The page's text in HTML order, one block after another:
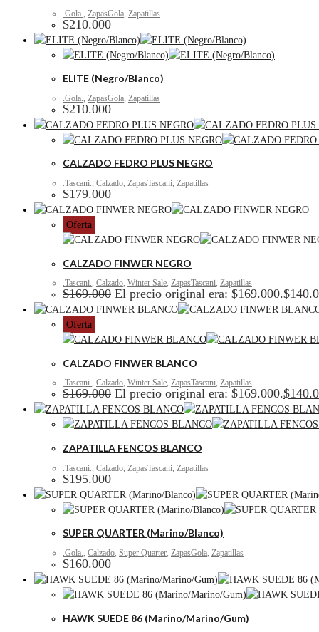
.Gola. ZapasGola Zapatillas
$210.000
ELITE (Negro/Blanco)
.Gola., ZapasGola, Zapatillas
$210.000
CALZADO FEDRO PLUS NEGRO
.Tascani., Calzado, ZapasTascani, Zapatillas
$179.000
Oferta
CALZADO FINWER NEGRO
.Tascani., Calzado, Winter Sale, ZapasTascani, Zapatillas
$169.000 El precio original era: $169.000.$
Oferta
CALZADO FINWER BLANCO
.Tascani., Calzado, Winter Sale, ZapasTascani, Zapatillas
$169.000 El precio original era: $169.000.$
ZAPATILLA FENCOS BLANCO
.Tascani. Calzado ZapasTascani Zapatillas
$195.000
SUPER QUARTER (Marino/Blanco)
.Gola., Calzado, Super Quarter, ZapasGola, Zapatillas
$160.000
HAWK SUEDE 86 (Marino/Marino/Gum)